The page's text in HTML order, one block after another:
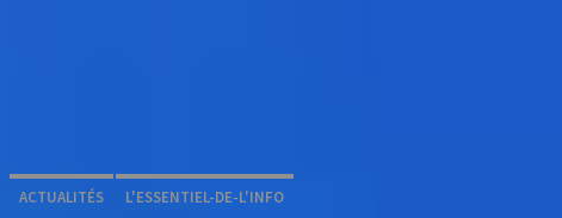
ACTUALITÉS L'ESSENTIEL-DE-L'INFO